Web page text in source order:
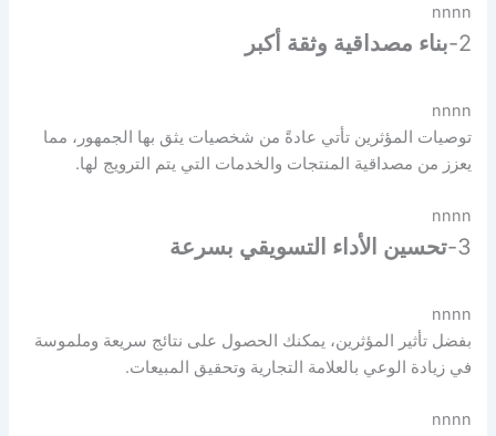
nnnn
2- بناء مصداقية وثقة أكبر
nnnn
توصيات المؤثرين تأتي عادةً من شخصيات يثق بها الجمهور، مما
يعزز من مصداقية المنتجات والخدمات التي يتم الترويج لها.
nnnn
3- تحسين الأداء التسويقي بسرعة
nnnn
بفضل تأثير المؤثرين، يمكنك الحصول على نتائج سريعة وملموسة
في زيادة الوعي بالعلامة التجارية وتحقيق المبيعات.
nnnn